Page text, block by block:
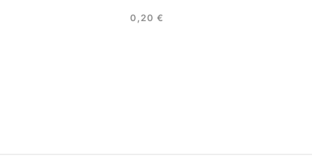
0,20 €